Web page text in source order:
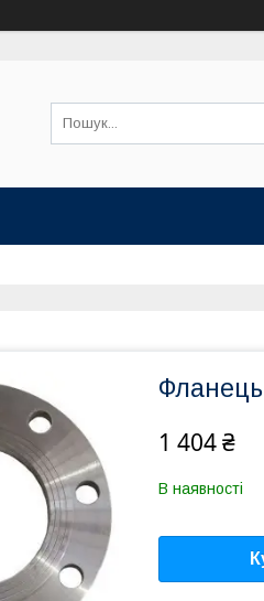
1 404 ₴
В наявності